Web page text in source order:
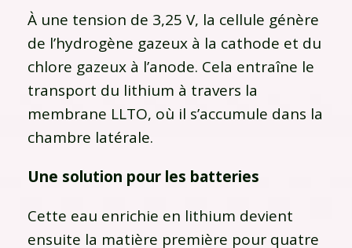
À une tension de 3,25 V, la cellule génère
de l’hydrogène gazeux à la cathode et du
chlore gazeux à l’anode. Cela entraîne le
transport du lithium à travers la
membrane LLTO, où il s’accumule dans la
chambre latérale.
Une solution pour les batteries
Cette eau enrichie en lithium devient
ensuite la matière première pour quatre